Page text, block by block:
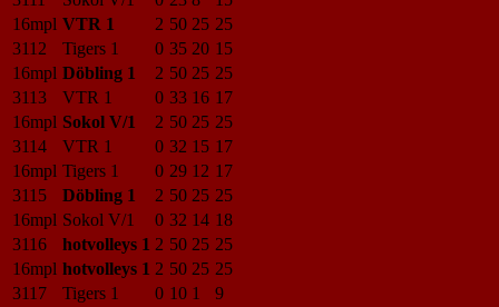
16mpl VTR 1 2 50 25 25
3112
Tigers 1 0 35 20 15
16mpl Döbling 1 2 50 25 25
3113
VTR 1 0 33 16 17
16mpl Sokol V/1 2 50 25 25
3114
VTR 1 0 32 15 17
16mpl Tigers 1 0 29 12 17
3115
Döbling 1 2 50 25 25
16mpl Sokol V/1 0 32 14 18
3116
hotvolleys 1 2 50 25 25
16mpl hotvolleys 1 2 50 25 25
3117
Tigers 1 0 10 1
9